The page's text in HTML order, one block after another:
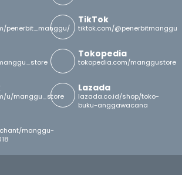
penerbit_manggu/
TikTok
tiktok.com/@penerbitmanggu
Tokopedia
tokopedia.com/manggustore
u/manggu_store
Lazada
lazada.co.id/shop/toko-
buku-anggawacana
manggu-